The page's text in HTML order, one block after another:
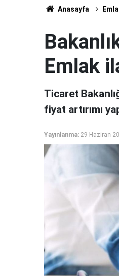
Anasayfa
Emlak
Ticaret
fiyat artırımı
Yayınlanma: 29 Haziran